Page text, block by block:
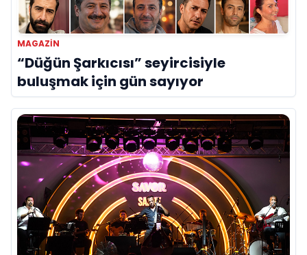
MAGAZIN
“Düğün Şarkıcısı” seyircisiyle
buluşmak için gün sayıyor